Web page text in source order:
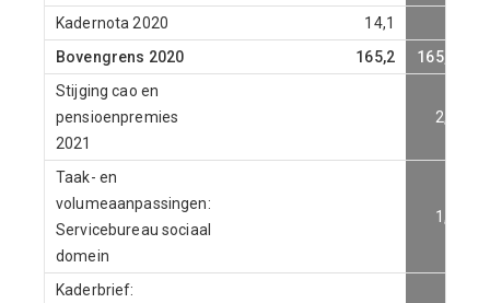
Kadernota 2020
14,1
Bovengrens 2020
165,2
165,2
Stijging cao en
pensioenpremies
2021
2,4
Taak- en
volumeaanpassingen:
Servicebureau sociaal
domein
1,6
Kaderbrief: